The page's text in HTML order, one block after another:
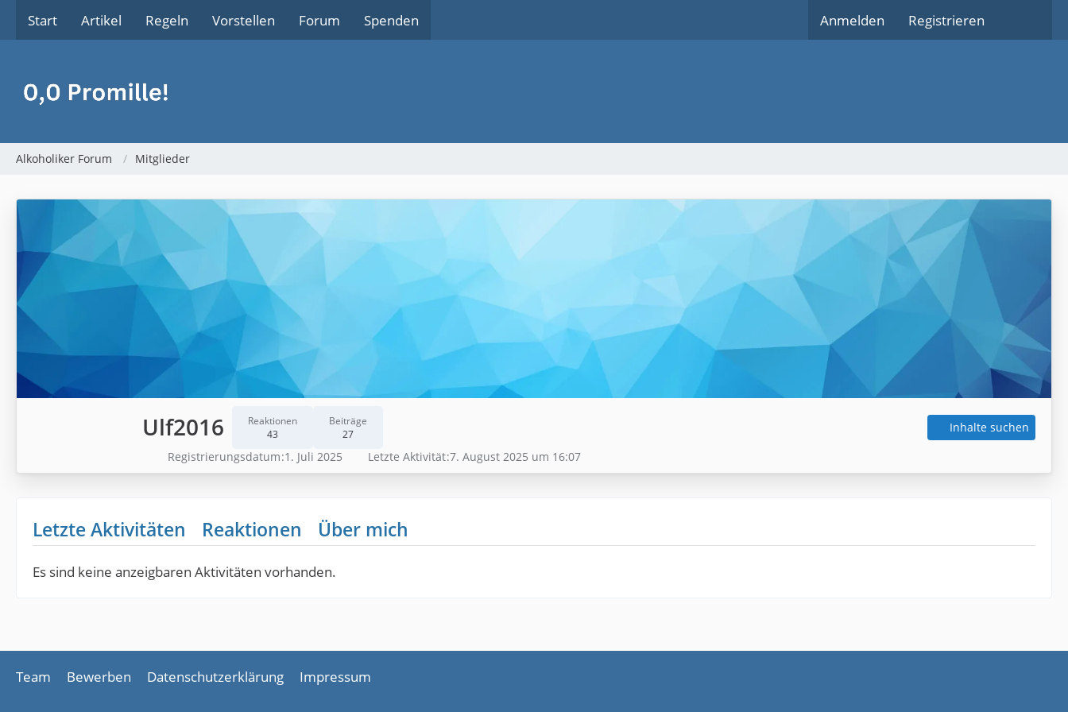
Start Artikel Regeln Vorstellen Forum Spenden Anmelden Registrieren
Alkoholiker Forum Mitglieder
Ulf2016
Reaktionen
43
Beiträge
27
Inhalte suchen
Registrierungsdatum 1. Juli 2025 Letzte Aktivität 7. August 2025 um 16:07
Letzte Aktivitäten Reaktionen Über mich
Es sind keine anzeigbaren Aktivitäten vorhanden.
Team Bewerben Datenschutzerklärung Impressum